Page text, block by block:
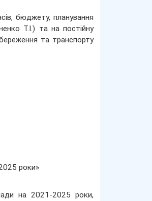
бюджету, планування
Т.І.) та на постійну
та транспорту
роки»
на 2021-2025 роки,